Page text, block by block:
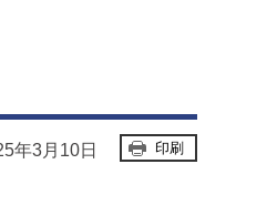
年3月10日 印刷